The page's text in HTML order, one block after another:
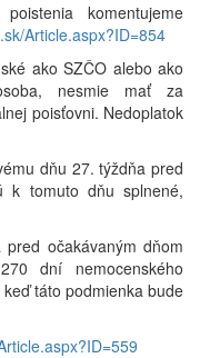
komentujeme
Article.aspx?ID=854
ako SZČO alebo ako
nesmie mať za
poisťovni. Nedoplatok
dňu 27. týždňa pred
k tomuto dňu splnené,
očakávaným dňom
dní nemocenského
táto podmienka bude